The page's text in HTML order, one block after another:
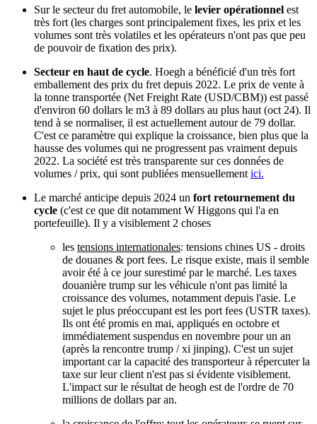
Sur le secteur du fret automobile, le levier opérationnel est
très fort (les charges sont principalement fixes, les prix et les
volumes sont très volatiles et les opérateurs n'ont pas que peu
de pouvoir de fixation des prix).
Secteur en haut de cycle. Hoegh a bénéficié d'un très fort
emballement des prix du fret depuis 2022. Le prix de vente à
la tonne transportée (Net Freight Rate (USD/CBM)) est passé
d'environ 60 dollars le m3 à 89 dollars au plus haut (oct 24). Il
tend à se normaliser, il est actuellement autour de 79 dollar.
C'est ce paramètre qui explique la croissance, bien plus que la
hausse des volumes qui ne progressent pas vraiment depuis
2022. La société est très transparente sur ces données de
volumes / prix, qui sont publiées mensuellement ici.
Le marché anticipe depuis 2024 un fort retournement du
cycle (c'est ce que dit notamment W Higgons qui l'a en
portefeuille). Il y a visiblement 2 choses
les tensions internationales: tensions chines US - droits
de douanes & port fees. Le risque existe, mais il semble
avoir été à ce jour surestimé par le marché. Les taxes
douanière trump sur les véhicule n'ont pas limité la
croissance des volumes, notamment depuis l'asie. Le
sujet le plus préoccupant est les port fees (USTR taxes).
Ils ont été promis en mai, appliqués en octobre et
immédiatement suspendus en novembre pour un an
(après la rencontre trump / xi jinping). C'est un sujet
important car la capacité des transporteur à répercuter la
taxe sur leur client n'est pas si évidente visiblement.
L'impact sur le résultat de heogh est de l'ordre de 70
millions de dollars par an.